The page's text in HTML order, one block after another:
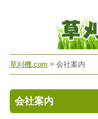
草刈機.com > 会社案内
会社案内